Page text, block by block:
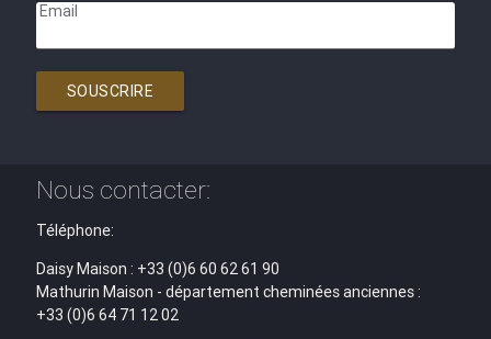
Email
SOUSCRIRE
Nous contacter:
Téléphone:
Daisy Maison : +33 (0)6 60 62 61 90
Mathurin Maison - département cheminées anciennes :
+33 (0)6 64 71 12 02